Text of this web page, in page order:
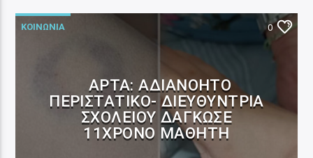
ΚΟΙΝΩΝΙΑ 0
ΆΡΤΑ: ΑΔΙΑΝΌΗΤΟ
ΠΕΡΙΣΤΑΤΙΚΌ- ΔΙΕΥΘΎΝΤΡΙΑ
ΣΧΟΛΕΊΟΥ ΔΆΓΚΩΣΕ
11ΧΡΟΝΟ ΜΑΘΗΤΉ